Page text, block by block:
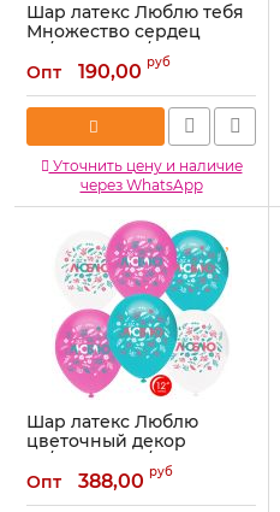
Шар латекс Люблю тебя
Множество сердец
12"/30см 25шт/уп (Китай)
612856
Артикул: 612856
Опт 190,00 руб
Уточнить цену и наличие
через WhatsApp
Шар латекс Люблю
цветочный декор
12"/30см 50шт/уп (Турция)
812152
Артикул: 812152
Опт 388,00 руб